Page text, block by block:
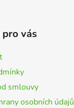
vás
smlouvy
osobních údajů